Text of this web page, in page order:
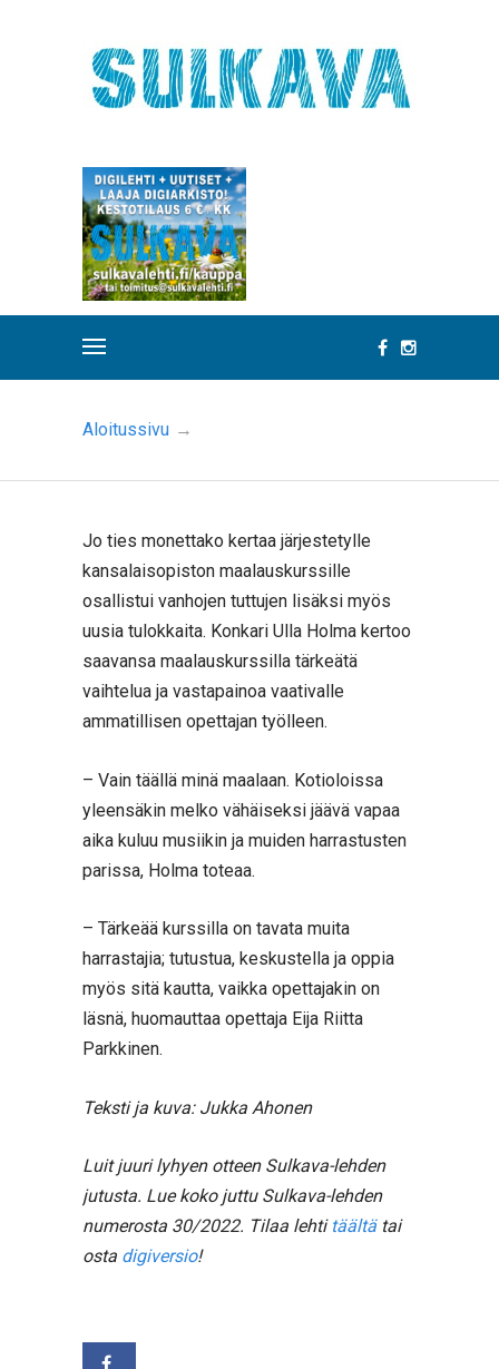
Aloitussivu →
Jo ties monettako kertaa järjestetylle
kansalaisopiston maalauskurssille
osallistui vanhojen tuttujen lisäksi myös
uusia tulokkaita. Konkari Ulla Holma kertoo
saavansa maalauskurssilla tärkeätä
vaihtelua ja vastapainoa vaativalle
ammatillisen opettajan työlleen.
– Vain täällä minä maalaan. Kotioloissa
yleensäkin melko vähäiseksi jäävä vapaa
aika kuluu musiikin ja muiden harrastusten
parissa, Holma toteaa.
– Tärkeää kurssilla on tavata muita
harrastajia; tutustua, keskustella ja oppia
myös sitä kautta, vaikka opettajakin on
läsnä, huomauttaa opettaja Eija Riitta
Parkkinen.
Teksti ja kuva: Jukka Ahonen
Luit juuri lyhyen otteen Sulkava-lehden
jutusta. Lue koko juttu Sulkava-lehden
numerosta 30/2022. Tilaa lehti täältätai
osta digiversio!